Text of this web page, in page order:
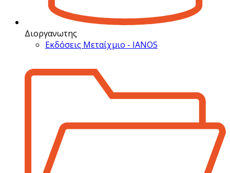
Διοργανωτης
Εκδόσεις Μεταίχμιο - IANOS